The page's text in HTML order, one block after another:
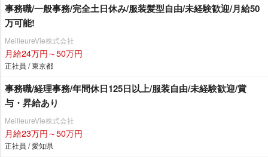
事務職/一般事務/完全土日休み/服装髪型自由/未経験歓迎/月給50
万可能!
MeilleureVie株式会社
月給24万円～50万円
正社員 / 東京都
事務職/経理事務/年間休日125日以上/服装自由/未経験歓迎/賞
与・昇給あり
MeilleureVie株式会社
月給23万円～50万円
正社員 / 愛知県